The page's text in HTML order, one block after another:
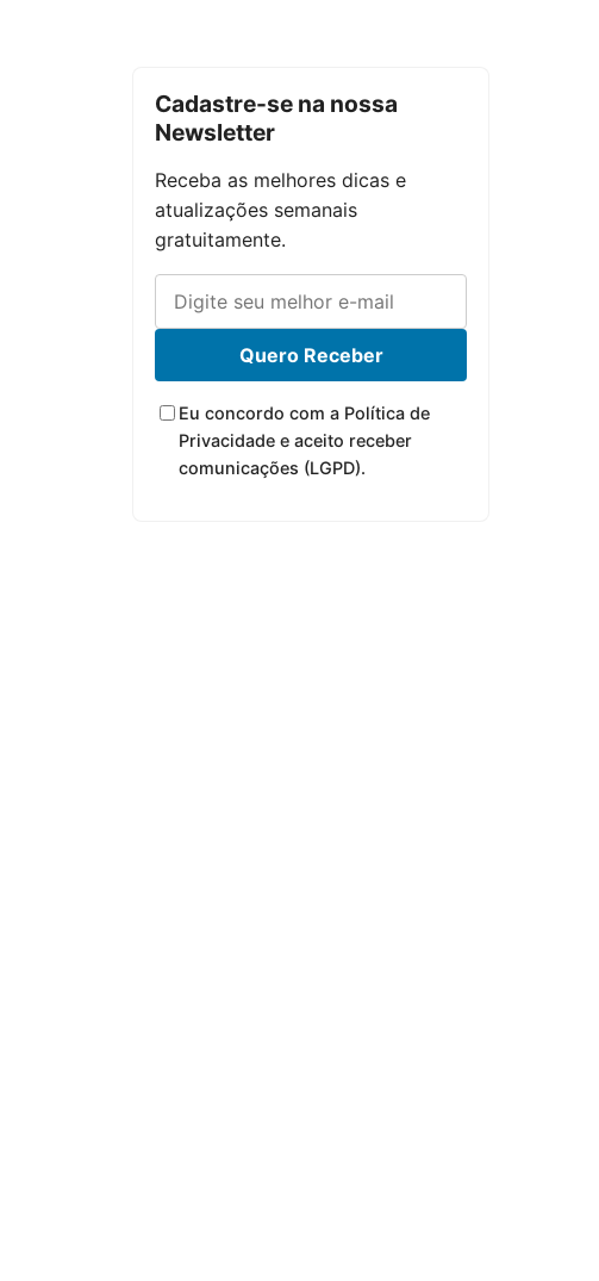
Cadastre-se na nossa
Newsletter
Receba as melhores dicas e
atualizações semanais
gratuitamente.
Quero Receber
Eu concordo com a Política de
Privacidade e aceito receber
comunicações (LGPD).